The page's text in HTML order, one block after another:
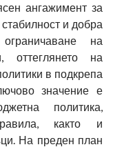
ангажимент за
и добра
на
оттеглянето на
в подкрепа
значение е
политика,
както и
На преден план